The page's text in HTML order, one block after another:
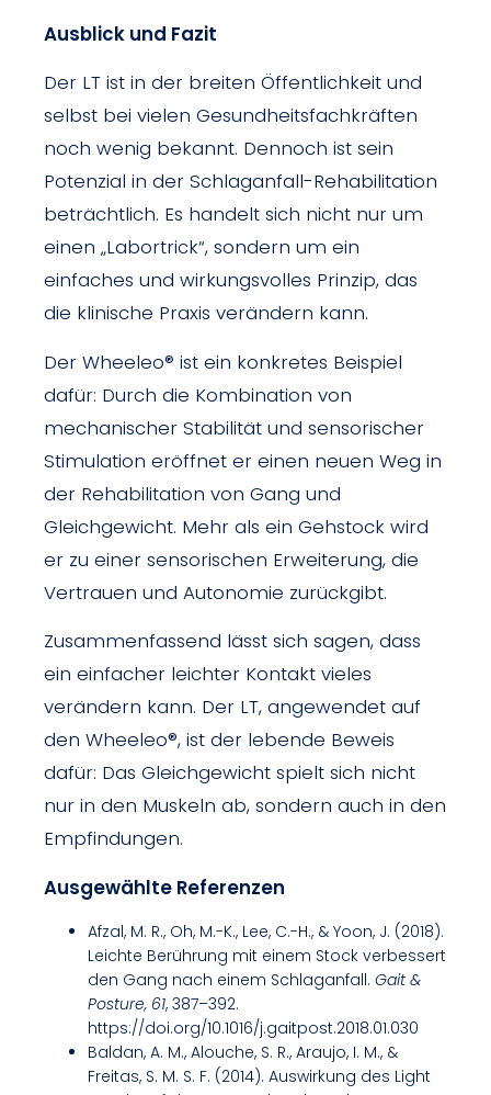
Ausblick und Fazit
Der LT ist in der breiten Öffentlichkeit und
selbst bei vielen Gesundheitsfachkräften
noch wenig bekannt. Dennoch ist sein
Potenzial in der Schlaganfall-Rehabilitation
beträchtlich. Es handelt sich nicht nur um
einen „Labortrick“, sondern um ein
einfaches und wirkungsvolles Prinzip, das
die klinische Praxis verändern kann.
Der Wheeleo® ist ein konkretes Beispiel
dafür: Durch die Kombination von
mechanischer Stabilität und sensorischer
Stimulation eröffnet er einen neuen Weg in
der Rehabilitation von Gang und
Gleichgewicht. Mehr als ein Gehstock wird
er zu einer sensorischen Erweiterung, die
Vertrauen und Autonomie zurückgibt.
Zusammenfassend lässt sich sagen, dass
ein einfacher leichter Kontakt vieles
verändern kann. Der LT, angewendet auf
den Wheeleo®, ist der lebende Beweis
dafür: Das Gleichgewicht spielt sich nicht
nur in den Muskeln ab, sondern auch in den
Empfindungen.
Ausgewählte Referenzen
Afzal, M. R., Oh, M.-K., Lee, C.-H., & Yoon, J. (2018).
Leichte Berührung mit einem Stock verbessert
den Gang nach einem Schlaganfall. Gait &
Posture, 61, 387–392.
https://doi.org/10.1016/j.gaitpost.2018.01.030
Baldan, A. M., Alouche, S. R., Araujo, I. M., &
Freitas, S. M. S. F. (2014). Auswirkung des Light